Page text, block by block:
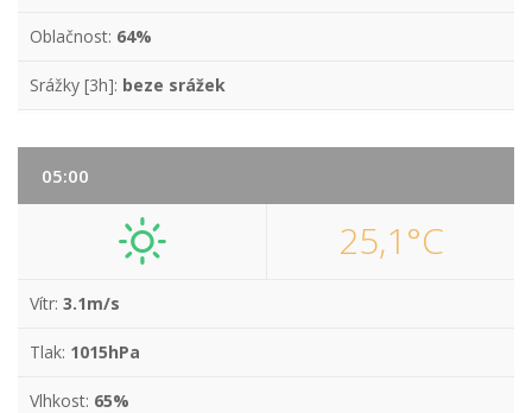
Oblačnost: 64%
Srážky [3h]: beze srážek
05:00
25,1°C
Vítr: 3.1m/s
Tlak: 1015hPa
Vlhkost: 65%